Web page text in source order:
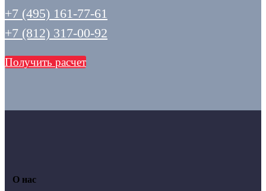
+7 (495) 161-77-61
+7 (812) 317-00-92
Получить расчет
О нас